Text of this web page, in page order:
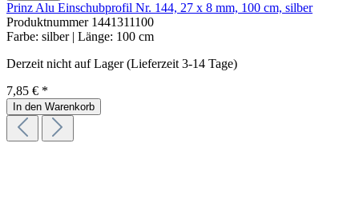
Prinz Alu Einschubprofil Nr. 144, 27 x 8 mm, 100 cm, silber
Produktnummer 1441311100
Farbe: silber | Länge: 100 cm
Derzeit nicht auf Lager (Lieferzeit 3-14 Tage)
7,85 € *
In den Warenkorb